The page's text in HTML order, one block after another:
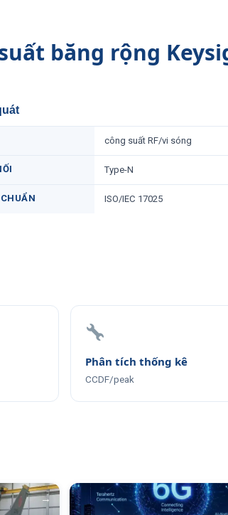
băng rộng
công suất RF/vi sóng
Type-N
ISO/IEC 17025
Phân tích thống kê
CCDF/peak
→